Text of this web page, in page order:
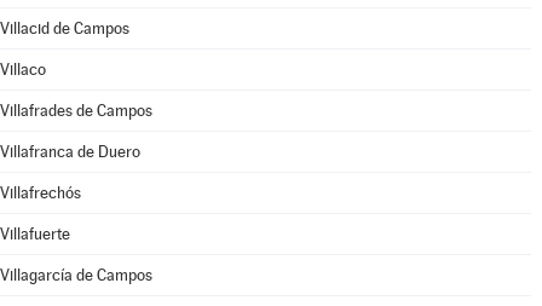
Villacid de Campos
Villaco
Villafrades de Campos
Villafranca de Duero
Villafrechós
Villafuerte
Villagarcía de Campos